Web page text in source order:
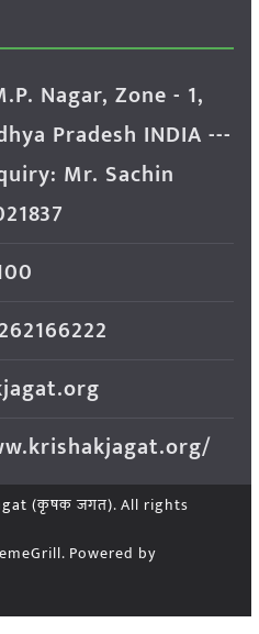
Nagar, Zone - 1,
Pradesh INDIA ---
Mr. Sachin
(कृषक जगत). All rights
Powered by